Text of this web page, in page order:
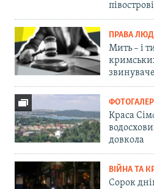
півострові
ПРАВА
Мить – і
Краса
довкола
ВІЙНА ТА
Сорок